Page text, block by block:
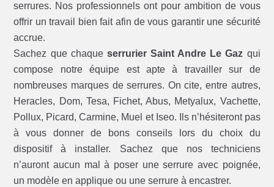
serrures. Nos professionnels ont pour ambition de vous
offrir un travail bien fait afin de vous garantir une sécurité
accrue.
Sachez que chaque serrurier Saint Andre Le Gaz qui
compose notre équipe est apte à travailler sur de
nombreuses marques de serrures. On cite, entre autres,
Heracles, Dom, Tesa, Fichet, Abus, Metyalux, Vachette,
Pollux, Picard, Carmine, Muel et Iseo. Ils n’hésiteront pas
à vous donner de bons conseils lors du choix du
dispositif à installer. Sachez que nos techniciens
n’auront aucun mal à poser une serrure avec poignée,
un modèle en applique ou une serrure à encastrer.